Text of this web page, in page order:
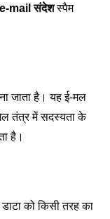
mail संदेश स्पैम
जाता है। यह ई-मल
तंत्र में सदस्यता के
है।
को किसी तरह का